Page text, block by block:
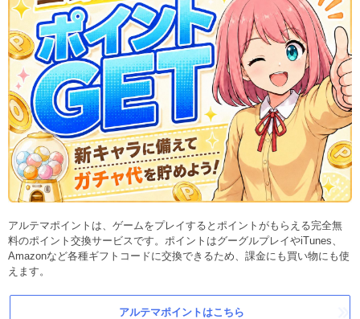
アルテマポイントは、ゲームをプレイするとポイントがもらえる完全無
料のポイント交換サービスです。ポイントはグーグルプレイやiTunes、
Amazonなど各種ギフトコードに交換できるため、課金にも買い物にも使
えます。
アルテマポイントはこちら